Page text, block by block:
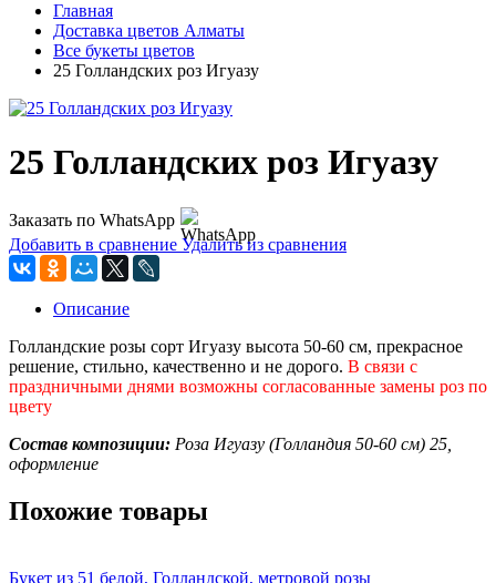
Главная
Доставка цветов Алматы
Все букеты цветов
25 Голландских роз Игуазу
25 Голландских роз Игуазу
Заказать по WhatsApp
Добавить в сравнение Удалить из сравнения
Описание
Голландские розы сорт Игуазу высота 50-60 см, прекрасное
решение, стильно, качественно и не дорого. В связи с
праздничными днями возможны согласованные замены роз по
цвету
Состав композиции: Роза Игуазу (Голландия 50-60 см) 25,
оформление
Похожие товары
Букет из 51 белой, Голландской, метровой розы